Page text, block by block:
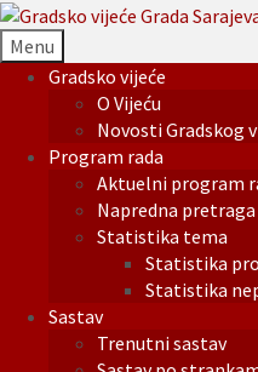
Menu
Gradsko vijeće
O Vijeću
Novosti Gradskog
Program rada
Aktuelni program
Napredna
Statistika tema
Statistika
Statistika
Sastav
Trenutni sastav